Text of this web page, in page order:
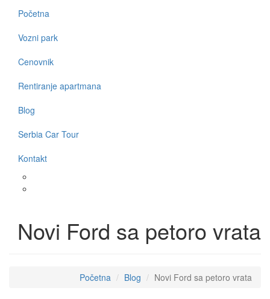
Početna
Vozni park
Cenovnik
Rentiranje apartmana
Blog
Serbia Car Tour
Kontakt
Novi Ford sa petoro vrata
Početna Blog Novi Ford sa petoro vrata